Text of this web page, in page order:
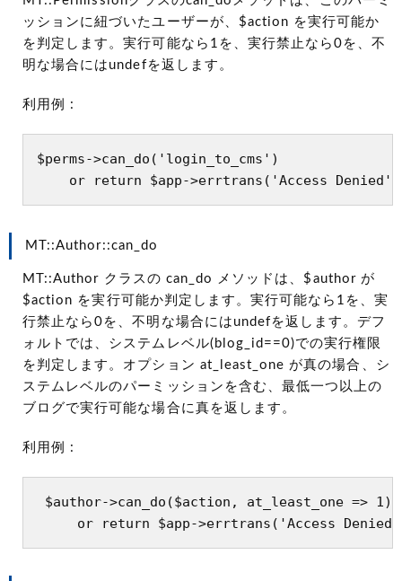
ッションに紐づいたユーザーが、$action を実行可能か
を判定します。実行可能なら1を、実行禁止なら0を、不
明な場合にはundefを返します。
利用例 :
$perms->can_do('login_to_cms')
MT::Author::can_do
MT::Author クラスの can_do メソッドは、$author が
$action を実行可能か判定します。実行可能なら1を、実
行禁止なら0を、不明な場合にはundefを返します。デフ
ォルトでは、システムレベル(blog_id==0)での実行権限
を判定します。オプション at_least_one が真の場合、シ
ステムレベルのパーミッションを含む、最低一つ以上の
ブログで実行可能な場合に真を返します。
利用例 :
$author->can_do($action, at_least_one => 1)